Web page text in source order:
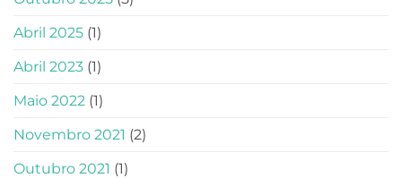
Abril 2025 (1)
Abril 2023 (1)
Maio 2022 (1)
Novembro 2021 (2)
Outubro 2021 (1)